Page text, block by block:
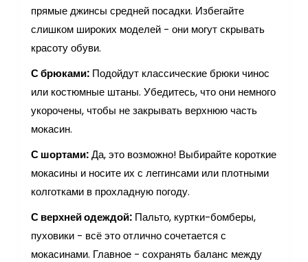
прямые джинсы средней посадки. Избегайте
слишком широких моделей - они могут скрывать
красоту обуви.
С брюками: Подойдут классические брюки чинос
или костюмные штаны. Убедитесь, что они немного
укорочены, чтобы не закрывать верхнюю часть
мокасин.
С шортами:Да, это возможно! Выбирайте короткие
мокасины и носите их с леггинсами или плотными
колготками в прохладную погоду.
С верхней одеждой: Пальто, куртки-бомберы,
пуховики - всё это отлично сочетается с
мокасинами. Главное - сохранять баланс между